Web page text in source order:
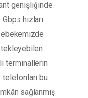
genişliğinde,
hızları
terminallerin
telefonları bu
sağlanmış